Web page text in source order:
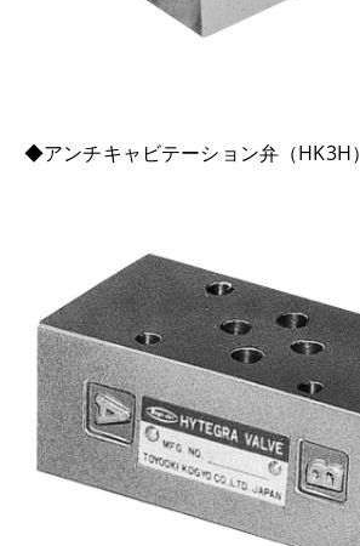
◆アンチキャビテーション弁（HK3H）